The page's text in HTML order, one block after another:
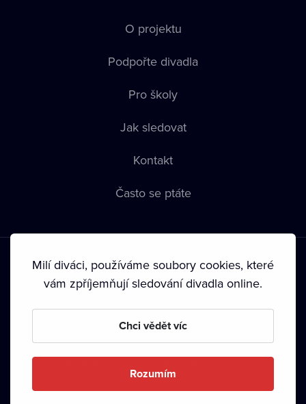
O projektu
Podpořte divadla
Pro školy
Jak sledovat
Kontakt
Často se ptáte
Podmínky používání • Ochrana soukromí • Zásady používání
• Autorská práva•
Milí diváci, používáme soubory cookies, které
vám zpříjemňují sledování divadla online.
Chci vědět víc
Rozumím